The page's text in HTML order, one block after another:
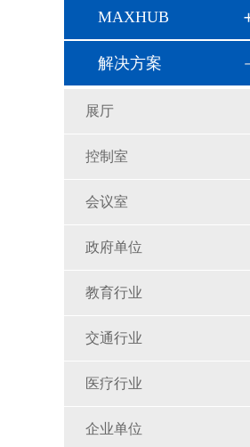
MAXHUB
解决方案
展厅
控制室
会议室
政府单位
教育行业
交通行业
医疗行业
企业单位